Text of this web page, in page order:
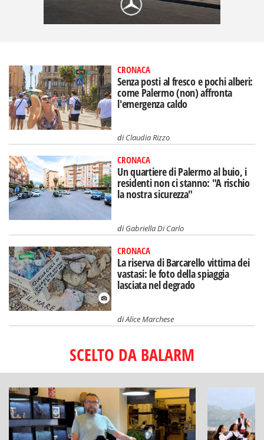
CRONACA
Senza posti al fresco e pochi alberi:
come Palermo (non) affronta
l'emergenza caldo
diClaudia Rizzo
CRONACA
Un quartiere di Palermo al buio, i
residenti non ci stanno: "A rischio
la nostra sicurezza"
diGabriella Di Carlo
CRONACA
La riserva di Barcarello vittima dei
vastasi: le foto della spiaggia
lasciata nel degrado
diAlice Marchese
SCELTO DA BALARM